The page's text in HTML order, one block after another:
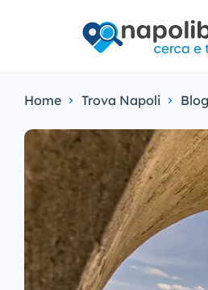
Home Trova Napoli Blog